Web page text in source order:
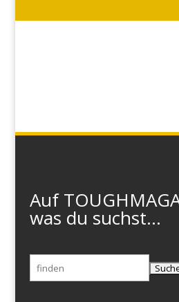
Auf
was du suchst...
Suchen
nach: